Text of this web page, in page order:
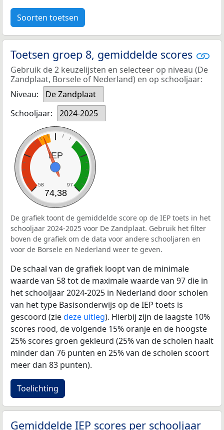
Soorten toetsen
Toetsen groep 8, gemiddelde scores
Gebruik de 2 keuzelijsten en selecteer op niveau (De
Zandplaat, Borsele of Nederland) en op schooljaar:
Niveau:
De Zandplaat
Schooljaar:
2024-2025
IEP
58 97
74,38
De grafiek toont de gemiddelde score op de IEP toets in het
schooljaar 2024-2025 voor De Zandplaat. Gebruik het filter
boven de grafiek om de data voor andere schooljaren en
voor de Borsele en Nederland weer te geven.
De schaal van de grafiek loopt van de minimale
waarde van 58 tot de maximale waarde van 97 die in
het schooljaar 2024-2025 in Nederland door scholen
van het type Basisonderwijs op de IEP toets is
gescoord (ziedeze uitleg). Hierbij zijn de laagste 10%
scores rood, de volgende 15% oranje en de hoogste
25% scores groen gekleurd (25% van de scholen haalt
minder dan 76 punten en 25% van de scholen scoort
meer dan 83 punten).
Toelichting
Gemiddelde IEP scores per schooljaar